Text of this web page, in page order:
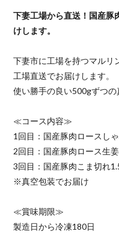
下妻工場から直送！国産豚
けします。
下妻市に工場を持つマルリ
工場直送でお届けします。
使い勝手の良い500gずつの
≪コース内容≫
1回目：国産豚肉ロースし
2回目：国産豚肉ロース生
3回目：国産豚肉こま切れ
※真空包装でお届け
≪賞味期限≫
製造日から冷凍180日